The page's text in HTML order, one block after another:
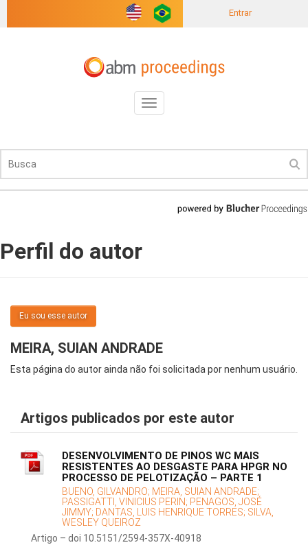
Entrar
Toggle
navigation
Perfil do autor
Eu sou esse autor
MEIRA, SUIAN ANDRADE
Esta página do autor ainda não foi solicitada por nenhum usuário.
Artigos publicados por este autor
DESENVOLVIMENTO DE PINOS WC MAIS
RESISTENTES AO DESGASTE PARA HPGR NO
PROCESSO DE PELOTIZAÇÃO – PARTE 1
BUENO, GILVANDRO; MEIRA, SUIAN ANDRADE;
PASSIGATTI, VINICIUS PERIN; PENAGOS, JOSÉ
JIMMY; DANTAS, LUIS HENRIQUE TORRES; SILVA,
WESLEY QUEIROZ
Artigo – doi 10.5151/2594-357X-40918